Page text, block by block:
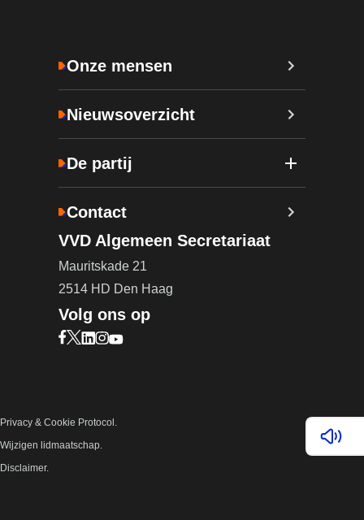
Lees
Onze mensen
Nieuwsoverzicht
De partij
Contact
VVD Algemeen Secretariaat
Mauritskade 21
2514 HD Den Haag
Volg ons op
Bezoek onze Facebook pagina (opent in nieuw
Bezoek onze X pagina (opent in nieuw tabblad)
Bezoek onze LinkedIn pagina (opent in nieuw
Bezoek onze Instagram pagina (opent in
Bezoek onze YouTube pagina (opent in
Privacy & Cookie Protocol.
Wijzigen lidmaatschap.
Disclaimer.